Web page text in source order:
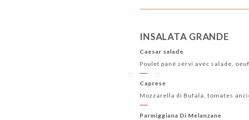
INSALATA GRANDE
Caesar salade
Poulet pané servi avec salade,
Caprese
Mozzarella di Bufala, tomates
Parmiggiana Di Melanzane